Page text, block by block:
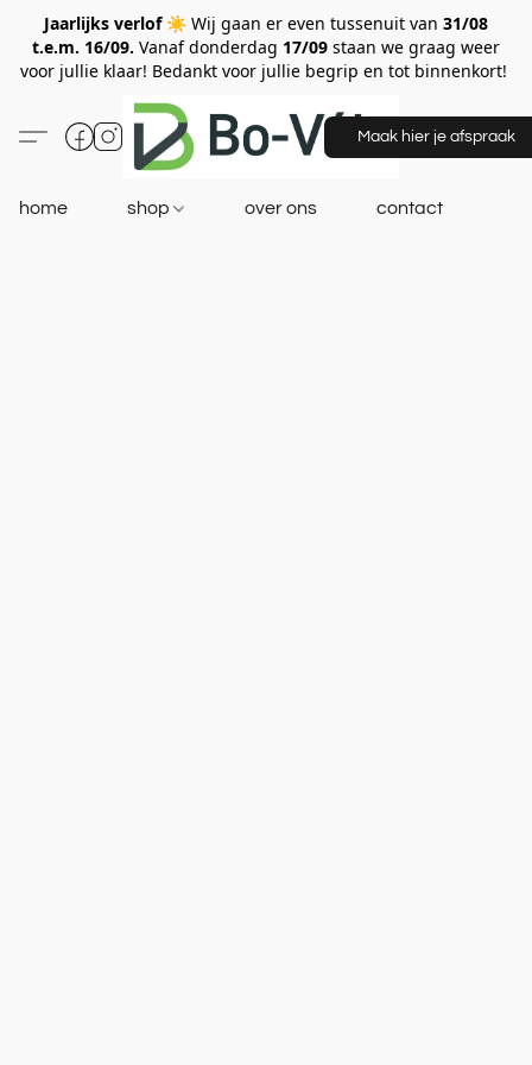
Jaarlijks verlof ☀️ Wij gaan er even tussenuit van 31/08
t.e.m. 16/09. Vanaf donderdag 17/09 staan we graag weer
voor jullie klaar! Bedankt voor jullie begrip en tot binnenkort!
Maak hier je afspraak
home shop over ons contact